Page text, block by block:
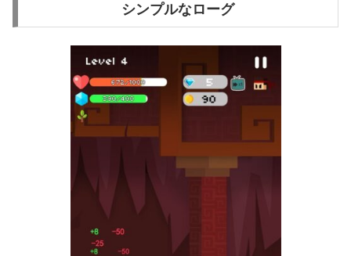
シンプルなローグ